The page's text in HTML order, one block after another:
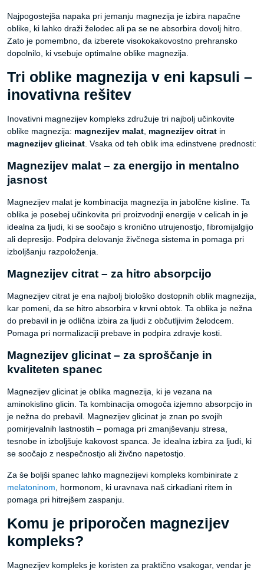
Najpogostejša napaka pri jemanju magnezija je izbira napačne
oblike, ki lahko draži želodec ali pa se ne absorbira dovolj hitro.
Zato je pomembno, da izberete visokokakovostno prehransko
dopolnilo, ki vsebuje optimalne oblike magnezija.
Tri oblike magnezija v eni kapsuli –
inovativna rešitev
Inovativni magnezijev kompleks združuje tri najbolj učinkovite
oblike magnezija: magnezijev malat magnezijev citrat in
magnezijev glicinat . Vsaka od teh oblik ima edinstvene prednosti:
Magnezijev malat – za energijo in mentalno
jasnost
Magnezijev malat je kombinacija magnezija in jabolčne kisline. Ta
oblika je posebej učinkovita pri proizvodnji energije v celicah in je
idealna za ljudi, ki se soočajo s kronično utrujenostjo, fibromijalgijo
ali depresijo. Podpira delovanje živčnega sistema in pomaga pri
izboljšanju razpoloženja.
Magnezijev citrat – za hitro absorpcijo
Magnezijev citrat je ena najbolj biološko dostopnih oblik magnezija,
kar pomeni, da se hitro absorbira v krvni obtok. Ta oblika je nežna
do prebavil in je odlična izbira za ljudi z občutljivim želodcem.
Pomaga pri normalizaciji prebave in podpira zdravje kosti.
Magnezijev glicinat – za sproščanje in
kvaliteten spanec
Magnezijev glicinat je oblika magnezija, ki je vezana na
aminokislino glicin. Ta kombinacija omogoča izjemno absorpcijo in
je nežna do prebavil. Magnezijev glicinat je znan po svojih
pomirjevalnih lastnostih – pomaga pri zmanjševanju stresa,
tesnobe in izboljšuje kakovost spanca. Je idealna izbira za ljudi, ki
se soočajo z nespečnostjo ali živčno napetostjo.
Za še boljši spanec lahko magnezijevi kompleks kombinirate z
melatoninom , hormonom, ki uravnava naš cirkadiani ritem in
pomaga pri hitrejšem zaspanju.
Komu je priporočen magnezijev
kompleks?
Magnezijev kompleks je koristen za praktično vsakogar, vendar je